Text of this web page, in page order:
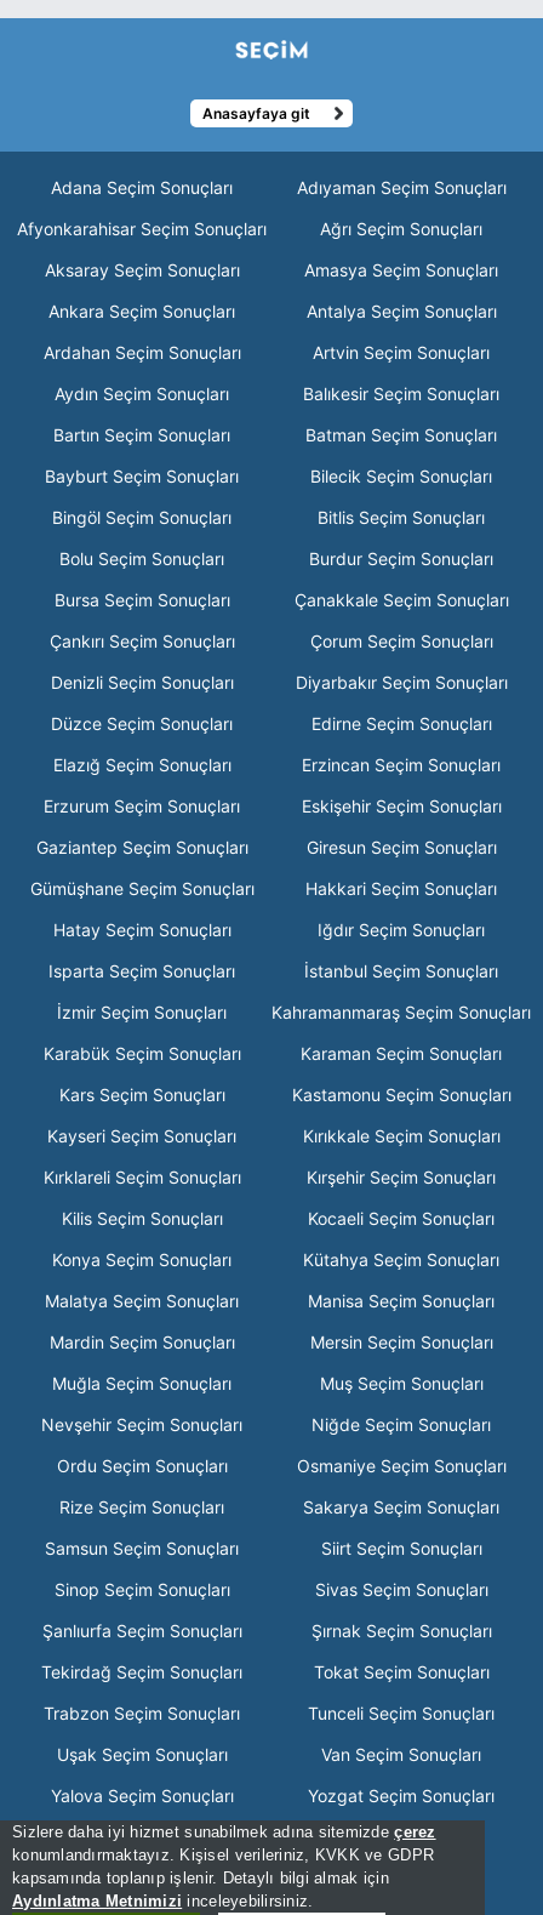
Sizlere daha iyi hizmet sunabilmek adına sitemizdeçerez
konumlandırmaktayız. Kişisel verileriniz, KVKK ve GDPR
kapsamında toplanıp işlenir. Detaylı bilgi almak için
Aydınlatma Metnimizi inceleyebilirsiniz.
Anasayfaya git
Adana Seçim Sonuçları
Adıyaman Seçim Sonuçları
Afyonkarahisar Seçim Sonuçları
Ağrı Seçim Sonuçları
Aksaray Seçim Sonuçları
Amasya Seçim Sonuçları
Ankara Seçim Sonuçları
Antalya Seçim Sonuçları
Ardahan Seçim Sonuçları
Artvin Seçim Sonuçları
Aydın Seçim Sonuçları
Balıkesir Seçim Sonuçları
Bartın Seçim Sonuçları
Batman Seçim Sonuçları
Bayburt Seçim Sonuçları
Bilecik Seçim Sonuçları
Bingöl Seçim Sonuçları
Bitlis Seçim Sonuçları
Bolu Seçim Sonuçları
Burdur Seçim Sonuçları
Bursa Seçim Sonuçları
Çanakkale Seçim Sonuçları
Çankırı Seçim Sonuçları
Çorum Seçim Sonuçları
Denizli Seçim Sonuçları
Diyarbakır Seçim Sonuçları
Düzce Seçim Sonuçları
Edirne Seçim Sonuçları
Elazığ Seçim Sonuçları
Erzincan Seçim Sonuçları
Erzurum Seçim Sonuçları
Eskişehir Seçim Sonuçları
Gaziantep Seçim Sonuçları
Giresun Seçim Sonuçları
Gümüşhane Seçim Sonuçları
Hakkari Seçim Sonuçları
Hatay Seçim Sonuçları
Iğdır Seçim Sonuçları
Isparta Seçim Sonuçları
İstanbul Seçim Sonuçları
İzmir Seçim Sonuçları
Kahramanmaraş Seçim Sonuçları
Karabük Seçim Sonuçları
Karaman Seçim Sonuçları
Kars Seçim Sonuçları
Kastamonu Seçim Sonuçları
Kayseri Seçim Sonuçları
Kırıkkale Seçim Sonuçları
Kırklareli Seçim Sonuçları
Kırşehir Seçim Sonuçları
Kilis Seçim Sonuçları
Kocaeli Seçim Sonuçları
Konya Seçim Sonuçları
Kütahya Seçim Sonuçları
Malatya Seçim Sonuçları
Manisa Seçim Sonuçları
Mardin Seçim Sonuçları
Mersin Seçim Sonuçları
Muğla Seçim Sonuçları
Muş Seçim Sonuçları
Nevşehir Seçim Sonuçları
Niğde Seçim Sonuçları
Ordu Seçim Sonuçları
Osmaniye Seçim Sonuçları
Rize Seçim Sonuçları
Sakarya Seçim Sonuçları
Samsun Seçim Sonuçları
Siirt Seçim Sonuçları
Sinop Seçim Sonuçları
Sivas Seçim Sonuçları
Şanlıurfa Seçim Sonuçları
Şırnak Seçim Sonuçları
Tekirdağ Seçim Sonuçları
Tokat Seçim Sonuçları
Trabzon Seçim Sonuçları
Tunceli Seçim Sonuçları
Uşak Seçim Sonuçları
Van Seçim Sonuçları
Yalova Seçim Sonuçları
Yozgat Seçim Sonuçları
Zonguldak Seçim Sonuçları
[Hata Bildir] - 16:01:06 - .3